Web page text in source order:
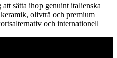
sätta ihop genuint italienska
olivträ och premium
och internationell